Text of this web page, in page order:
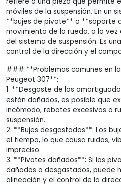
móviles de la suspensión. En un
**bujes de pivote** o **soporte
movimiento de la rueda, a la
del sistema de suspensión. Es
control de la dirección y el
### **Problemas comunes en
Peugeot 307**:
1. **Desgaste de los
están dañados, es posible que
incómodo, rebotes excesivos o
suspensión.
2. **Bujes desgastados**: Los
el tiempo, lo que causa ruidos,
impreciso.
3. **Pivotes dañados**: Si los
dañados o desgastados, puede
alineación y el control de la